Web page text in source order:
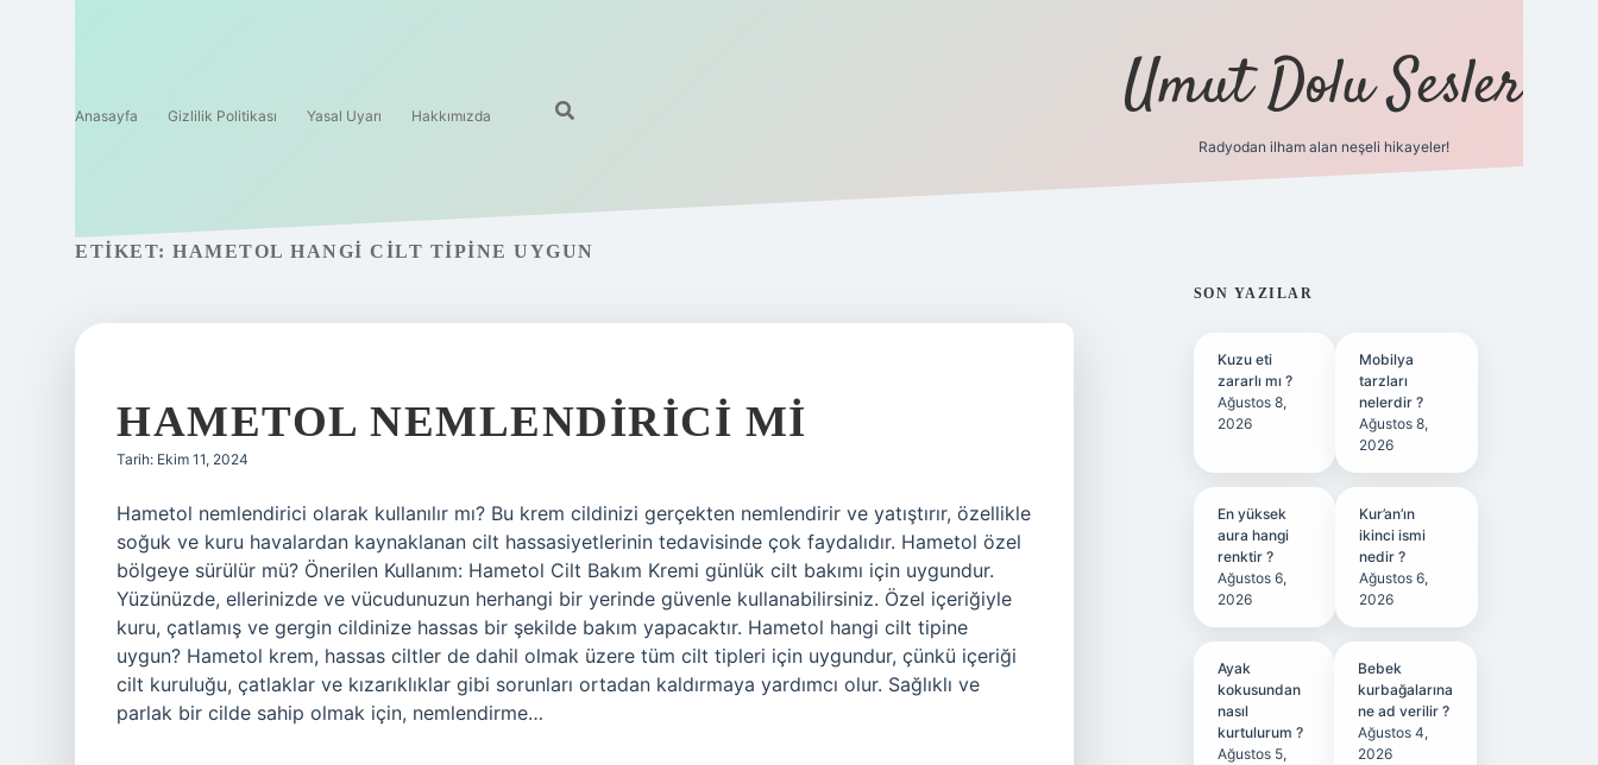
Anasayfa Gizlilik Politikası Yasal Uyarı Hakkımızda Umut Dolu Sesler
Radyodan ilham alan neşeli hikayeler!
ETIKET: HAMETOL HANGI CILT TIPINE UYGUN
HAMETOL NEMLENDIRICI MI
Tarih: Ekim 11, 2024
Hametol nemlendirici olarak kullanılır mı? Bu krem ​​cildinizi gerçekten nemlendirir ve yatıştırır, özellikle
soğuk ve kuru havalardan kaynaklanan cilt hassasiyetlerinin tedavisinde çok faydalıdır. Hametol özel
bölgeye sürülür mü? Önerilen Kullanım: Hametol Cilt Bakım Kremi günlük cilt bakımı için uygundur.
Yüzünüzde, ellerinizde ve vücudunuzun herhangi bir yerinde güvenle kullanabilirsiniz. Özel içeriğiyle
kuru, çatlamış ve gergin cildinize hassas bir şekilde bakım yapacaktır. Hametol hangi cilt tipine
uygun? Hametol krem, hassas ciltler de dahil olmak üzere tüm cilt tipleri için uygundur, çünkü içeriği
cilt kuruluğu, çatlaklar ve kızarıklıklar gibi sorunları ortadan kaldırmaya yardımcı olur. Sağlıklı ve
parlak bir cilde sahip olmak için, nemlendirme…
SIDEBAR
SON YAZILAR
Kuzu eti
zararlı mı ?
Ağustos 8,
2026
Mobilya
tarzları
nelerdir ?
Ağustos 8,
2026
En yüksek
aura hangi
renktir ?
Ağustos 6,
2026
Kur’an’ın
ikinci ismi
nedir ?
Ağustos 6,
2026
Ayak
kokusundan
nasıl
kurtulurum ?
Ağustos 5,
Bebek
kurbağalarına
ne ad verilir ?
Ağustos 4,
2026